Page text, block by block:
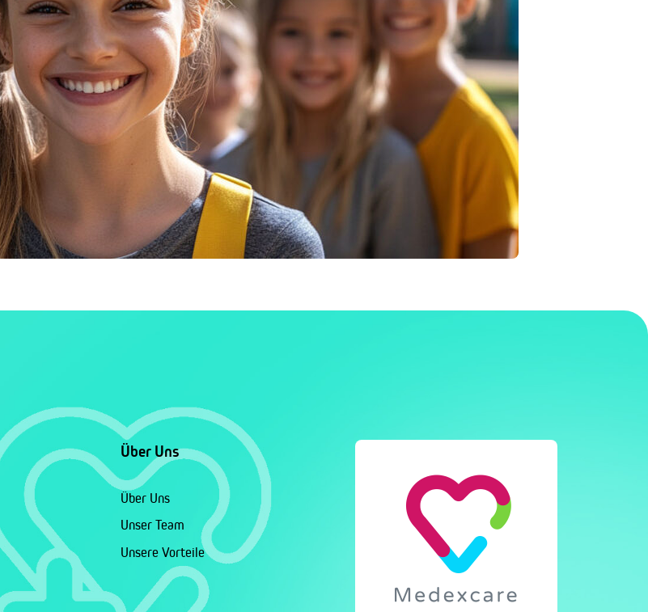
Über Uns
Über Uns
Unser Team
Unsere Vorteile